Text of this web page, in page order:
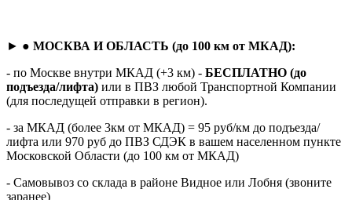
► ● МОСКВА И ОБЛАСТЬ (до 100 км от МКАД):
- по Москве внутри МКАД (+3 км) - БЕСПЛАТНО (до
подъезда/лифта) или в ПВЗ любой Транспортной Компании
(для последущей отправки в регион).
- за МКАД (более 3км от МКАД) = 95 руб/км до подъезда/
лифта или 970 руб до ПВЗ СДЭК в вашем населенном пункте
Московской Области (до 100 км от МКАД)
- Самовывоз со склада в районе Видное или Лобня (звоните
заранее)